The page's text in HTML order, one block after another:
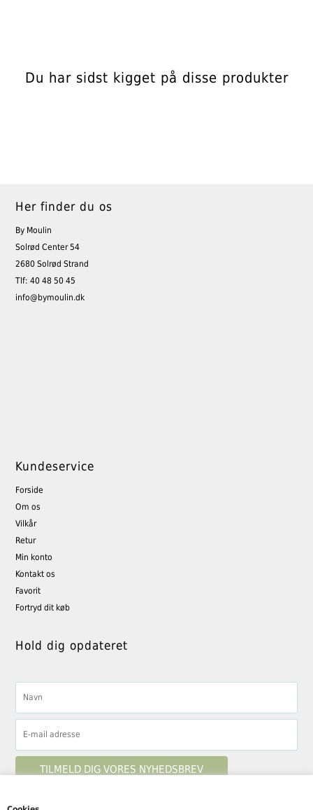
Du har sidst kigget på disse produkter
Her finder du os
By Moulin
Solrød Center 54
2680 Solrød Strand
Tlf: 40 48 50 45
info@bymoulin.dk
Kundeservice
Forside
Om os
Vilkår
Retur
Min konto
Kontakt os
Favorit
Fortryd dit køb
Hold dig opdateret